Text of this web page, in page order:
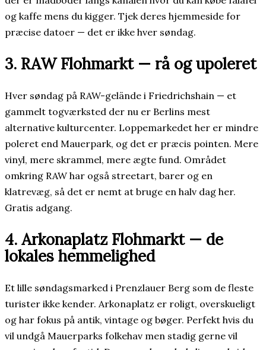
og kaffe mens du kigger. Tjek deres hjemmeside for
præcise datoer — det er ikke hver søndag.
3. RAW Flohmarkt — rå og upoleret
Hver søndag på RAW-gelände i Friedrichshain — et
gammelt togværksted der nu er Berlins mest
alternative kulturcenter. Loppemarkedet her er mindre
poleret end Mauerpark, og det er præcis pointen. Mere
vinyl, mere skrammel, mere ægte fund. Området
omkring RAW har også streetart, barer og en
klatrevæg, så det er nemt at bruge en halv dag her.
Gratis adgang.
4. Arkonaplatz Flohmarkt — de
lokales hemmelighed
Et lille søndagsmarked i Prenzlauer Berg som de fleste
turister ikke kender. Arkonaplatz er roligt, overskueligt
og har fokus på antik, vintage og bøger. Perfekt hvis du
vil undgå Mauerparks folkehav men stadig gerne vil